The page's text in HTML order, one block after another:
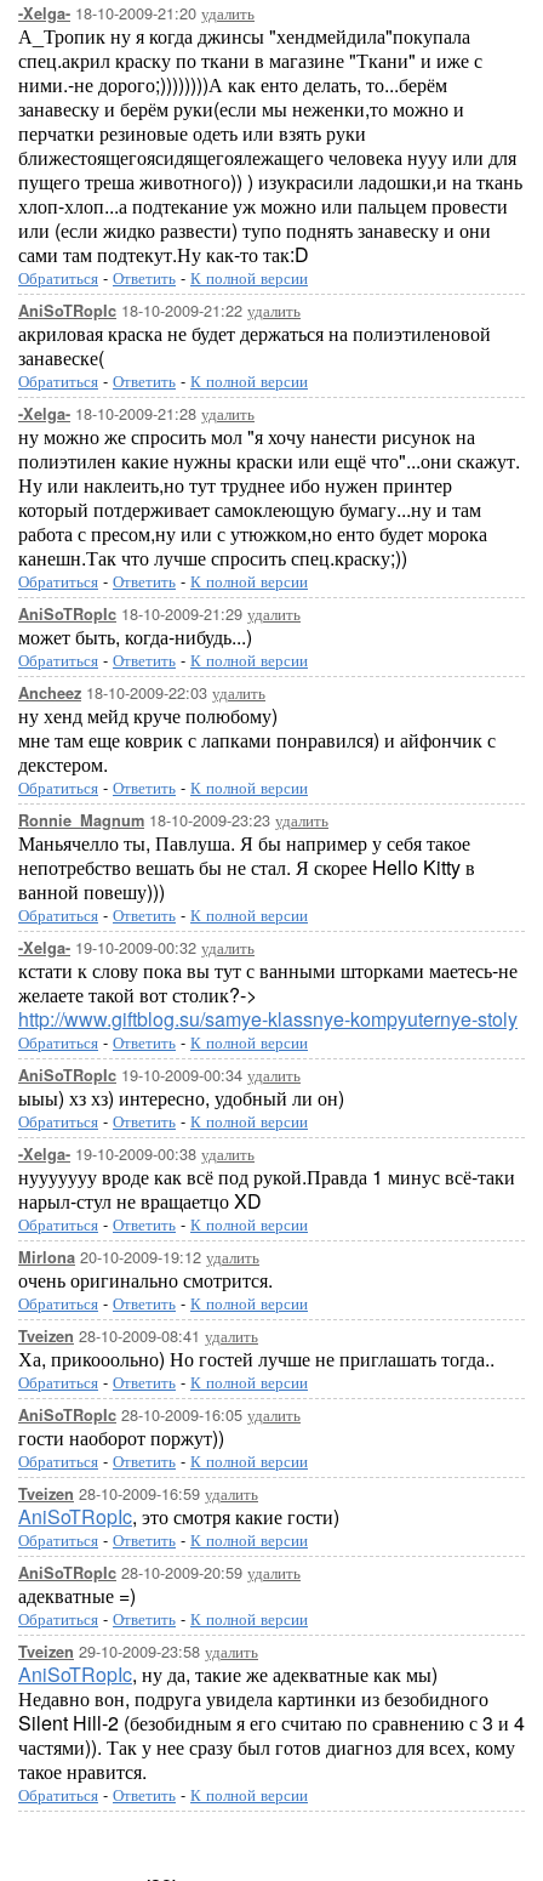
-Xelga- 18-10-2009-21:20 удалить
А_Тропик ну я когда джинсы "хендмейдила"покупала
спец.акрил краску по ткани в магазине "Ткани" и иже с
ними.-не дорого;))))))))А как енто делать, то...берём
занавеску и берём руки(если мы неженки,то можно и
перчатки резиновые одеть или взять руки
ближестоящегоясидящегоялежащего человека нууу или для
пущего треша животного)) ) изукрасили ладошки,и на ткань
хлоп-хлоп...а подтекание уж можно или пальцем провести
или (если жидко развести) тупо поднять занавеску и они
сами там подтекут.Ну как-то так:D
Обратиться - Ответить - К полной версии
AniSoTRopIc 18-10-2009-21:22 удалить
акриловая краска не будет держаться на полиэтиленовой
занавеске(
Обратиться - Ответить - К полной версии
-Xelga- 18-10-2009-21:28 удалить
ну можно же спросить мол "я хочу нанести рисунок на
полиэтилен какие нужны краски или ещё что"...они скажут.
Ну или наклеить,но тут труднее ибо нужен принтер
который потдерживает самоклеющую бумагу...ну и там
работа с пресом,ну или с утюжком,но енто будет морока
канешн.Так что лучше спросить спец.краску;))
Обратиться - Ответить - К полной версии
AniSoTRopIc 18-10-2009-21:29 удалить
может быть, когда-нибудь...)
Обратиться - Ответить - К полной версии
Ancheez 18-10-2009-22:03 удалить
ну хенд мейд круче полюбому)
мне там еще коврик с лапками понравился) и айфончик с
декстером.
Обратиться - Ответить - К полной версии
Ronnie_Magnum 18-10-2009-23:23 удалить
Маньячелло ты, Павлуша. Я бы например у себя такое
непотребство вешать бы не стал. Я скорее Hello Kitty в
ванной повешу)))
Обратиться - Ответить - К полной версии
-Xelga- 19-10-2009-00:32 удалить
кстати к слову пока вы тут с ванными шторками маетесь-не
желаете такой вот столик?->
http://www.giftblog.su/samye-klassnye-kompyuternye-stoly
Обратиться - Ответить - К полной версии
AniSoTRopIc 19-10-2009-00:34 удалить
ыыы) хз хз) интересно, удобный ли он)
Обратиться - Ответить - К полной версии
-Xelga- 19-10-2009-00:38 удалить
нууууууу вроде как всё под рукой.Правда 1 минус всё-таки
нарыл-стул не вращаетцо XD
Обратиться - Ответить - К полной версии
Mirlona 20-10-2009-19:12 удалить
очень оригинально смотрится.
Обратиться - Ответить - К полной версии
Tveizen 28-10-2009-08:41 удалить
Ха, прикооольно) Но гостей лучше не приглашать тогда..
Обратиться - Ответить - К полной версии
AniSoTRopIc 28-10-2009-16:05 удалить
гости наоборот поржут))
Обратиться - Ответить - К полной версии
Tveizen 28-10-2009-16:59 удалить
AniSoTRopIc, это смотря какие гости)
Обратиться - Ответить - К полной версии
AniSoTRopIc 28-10-2009-20:59 удалить
адекватные =)
Обратиться - Ответить - К полной версии
Tveizen 29-10-2009-23:58 удалить
AniSoTRopIc, ну да, такие же адекватные как мы)
Недавно вон, подруга увидела картинки из безобидного
Silent Hill-2 (безобидным я его считаю по сравнению с 3 и 4
частями)). Так у нее сразу был готов диагноз для всех, кому
такое нравится.
Обратиться - Ответить - К полной версии